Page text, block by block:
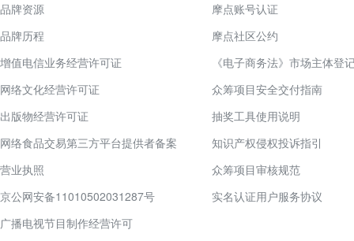
品牌资源
品牌历程
增值电信业务经营许可证
网络文化经营许可证
出版物经营许可证
网络食品交易第三方平台提供者备案
营业执照
京公网安备11010502031287号
广播电视节目制作经营许可
摩点账号认证
摩点社区公约
《电子商务法》市场主体登
众筹项目安全交付指南
抽奖工具使用说明
知识产权侵权投诉指引
众筹项目审核规范
实名认证用户服务协议